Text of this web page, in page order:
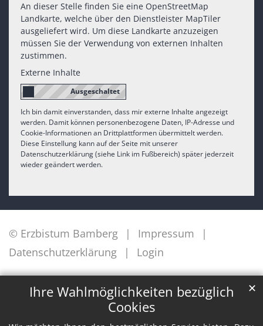
Ihre Wahlmöglichkeiten bezüglich
Cookies
✕
An dieser Stelle finden Sie eine OpenStreetMap
Landkarte, welche über den Dienstleister MapTiler
ausgeliefert wird. Um diese Landkarte anzuzeigen
müssen Sie der Verwendung von externen Inhalten
zustimmen.
Externe Inhalte
Ich bin damit einverstanden, dass mir externe Inhalte angezeigt
werden. Damit können personenbezogene Daten, IP-Adresse und
Cookie-Informationen an Drittplattformen übermittelt werden.
Diese Einstellung kann auf der Seite mit unserer
Datenschutzerklärung (siehe Link im Fußbereich) später jederzeit
wieder geändert werden.
© Erzbistum Bamberg
Impressum
Datenschutzerklärung
Login